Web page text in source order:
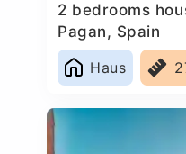
2 bedrooms
Pagan, Spain
Haus